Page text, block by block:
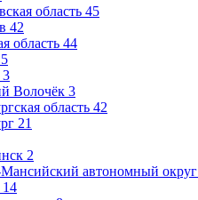
область 45
42
область 44
3
Волочёк 3
область 42
21
2
автономный округ
14